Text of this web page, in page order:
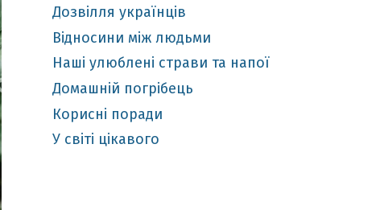
Дозвілля українців
Відносини між людьми
Наші улюблені страви та напої
Домашній погрібець
Корисні поради
У світі цікавого